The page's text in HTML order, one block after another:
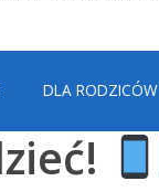
DLA RODZICÓW